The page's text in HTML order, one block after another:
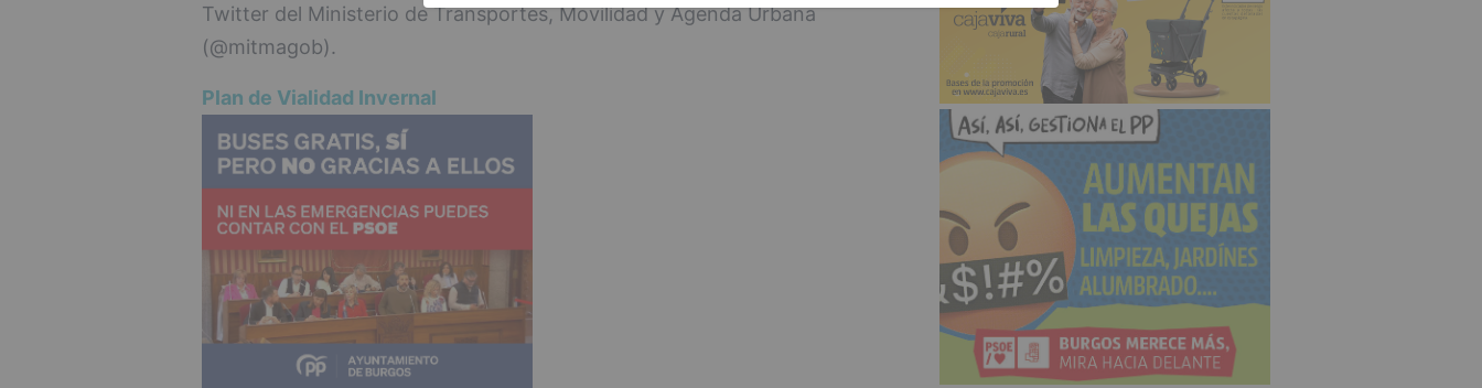
Twitter del Ministerio de Transportes, Movilidad y Agenda Urbana
(@mitmagob).
Plan de Vialidad Invernal